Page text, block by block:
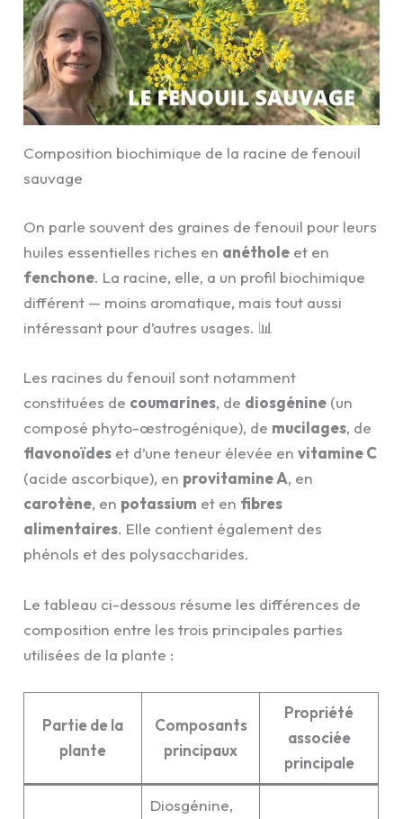
Composition biochimique de la racine de fenouil
sauvage
On parle souvent des graines de fenouil pour leurs
huiles essentielles riches en anéthole et en
fenchone. La racine, elle, a un profil biochimique
différent — moins aromatique, mais tout aussi
intéressant pour d’autres usages. 📊
Les racines du fenouil sont notamment
constituées de coumarines, de diosgénine (un
composé phyto-œstrogénique), de mucilages, de
flavonoïdes et d’une teneur élevée envitamine C
(acide ascorbique), en provitamine A, en
carotène, en potassium et en fibres
alimentaires. Elle contient également des
phénols et des polysaccharides.
Le tableau ci-dessous résume les différences de
composition entre les trois principales parties
utilisées de la plante :
Partie de la
plante
Composants
principaux
Propriété
associée
principale
Diosgénine,